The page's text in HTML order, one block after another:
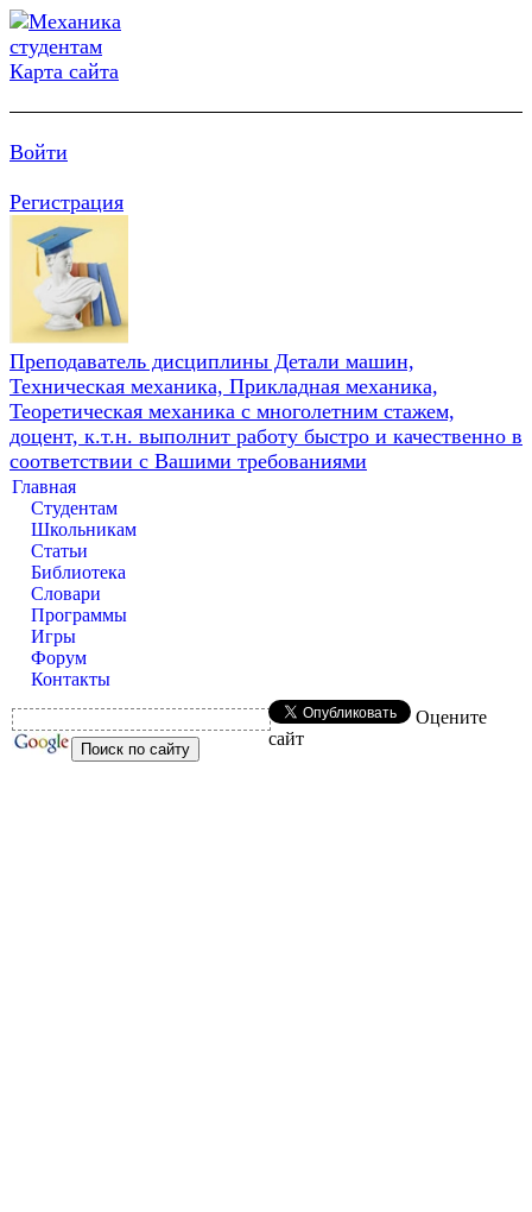
Карта сайта
Войти
Регистрация
Преподаватель дисциплины Детали машин,
Техническая механика, Прикладная механика,
Теоретическая механика с многолетним стажем,
доцент, к.т.н. выполнит работу быстро и качественно в
соответствии с Вашими требованиями
Главная
Студентам
Школьникам
Статьи
Библиотека
Словари
Программы
Игры
Форум
Контакты
Оцените
сайт